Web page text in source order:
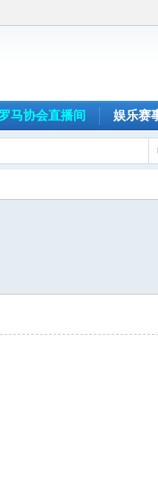
马协会直播间 娱乐赛